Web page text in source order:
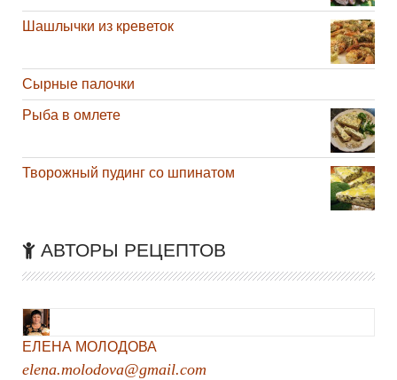
Шашлычки из креветок
Сырные палочки
Рыба в омлете
Творожный пудинг со шпинатом
АВТОРЫ РЕЦЕПТОВ
ЕЛЕНА МОЛОДОВА
elena.molodova@gmail.com